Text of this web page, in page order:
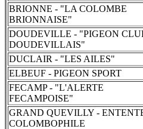
BRIONNE - "LA COLOMBE
BRIONNAISE"
DOUDEVILLE - "PIGEON
DOUDEVILLAIS"
DUCLAIR - "LES AILES"
ELBEUF - PIGEON SPORT
FECAMP - "L'ALERTE
FECAMPOISE"
GRAND QUEVILLY -
COLOMBOPHILE